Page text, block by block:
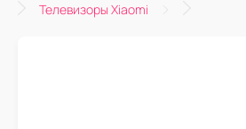
Телевизоры Xiaomi